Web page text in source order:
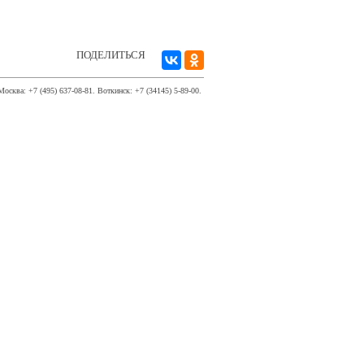
ПОДЕЛИТЬСЯ
+7 (495) 637-08-81. Воткинск: +7 (34145) 5-89-00.